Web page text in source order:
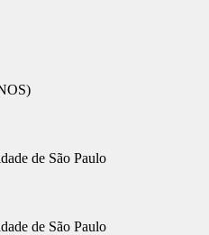
de São Paulo
de São Paulo